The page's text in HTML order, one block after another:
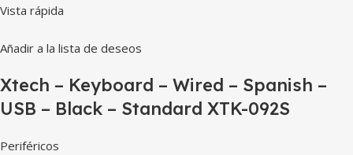
Vista rápida
Añadir a la lista de deseos
Xtech – Keyboard – Wired – Spanish –
USB – Black – Standard XTK-092S
Periféricos